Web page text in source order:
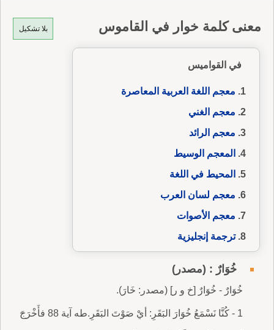
بلا تشكيل معنى كلمة خوار في القاموس
في القواميس
معجم اللغة العربية المعاصرة
معجم الغني
معجم الرائد
المعجم الوسيط
المحيط في اللغة
معجم لسان العرب
معجم الأصوات
ترجمة إنجليزية
خُوَارٌ : (مصدر)
خُوَارٌ - خُوَارٌ [خ و ر] (مصدر: خَارَ).
1 - كُنَّا نَسْمَعُ خُوَارَ البَقَرِ: أيْ صَوْتَ البَقَرِ.طه آية 88 فأَخْرَجَ